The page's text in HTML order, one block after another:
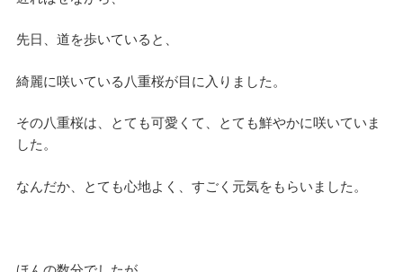
先日、道を歩いていると、
綺麗に咲いている八重桜が目に入りました。
その八重桜は、とても可愛くて、とても鮮やかに咲いていま
した。
なんだか、とても心地よく、すごく元気をもらいました。